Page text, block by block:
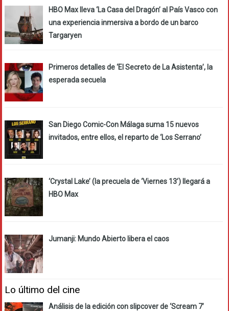
HBO Max lleva ‘La Casa del Dragón’ al País Vasco con
una experiencia inmersiva a bordo de un barco
Targaryen
Primeros detalles de ‘El Secreto de La Asistenta’, la
esperada secuela
San Diego Comic-Con Málaga suma 15 nuevos
invitados, entre ellos, el reparto de ‘Los Serrano’
‘Crystal Lake’ (la precuela de ‘Viernes 13’) llegará a
HBO Max
Jumanji: Mundo Abierto libera el caos
Lo último del cine
Análisis de la edición con slipcover de ‘Scream 7’